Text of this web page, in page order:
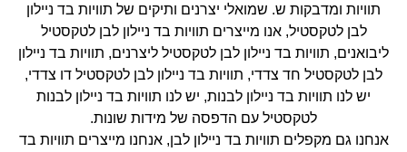
תוויות ומדבקות ש. שמואלי יצרנים ותיקים של תוויות בד ניילון
לבן לטקסטיל, אנו מייצרים תוויות בד ניילון לבן לטקסטיל
ליבואנים, תוויות בד ניילון לבן לטקסטיל ליצרנים, תוויות בד ניילון
לבן לטקסטיל חד צדדי, תוויות בד ניילון לבן לטקסטיל דו צדדי,
יש לנו תוויות בד ניילון לבנות, יש לנו תוויות בד ניילון לבנות
לטקסטיל עם הדפסה של מידות שונות.
אנחנו גם מקפלים תוויות בד ניילון לבן, אנחנו מייצרים תוויות בד